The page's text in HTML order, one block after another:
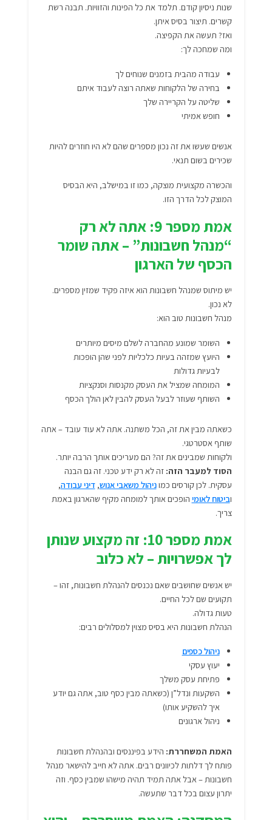
שנות ניסיון קודם. תלמד את כל הפינות והזוויות. תבנה רשת
קשרים. תיצור בסיס איתן.
ואז? תעשה את הקפיצה.
ומה שמחכה לך:
עבודה מהבית בזמנים שנוחים לך
בחירה של הלקוחות שאתה רוצה לעבוד איתם
שליטה על הקריירה שלך
חופש אמיתי
אנשים שעשו את זה נכון מספרים שהם לא היו חוזרים להיות
שכירים בשום תנאי.
והכשרה מקצועית מוצקה, כמו זו במישלב, היא הבסיס
המוצק לכל הדרך הזו.
אמת מספר 9: אתה לא רק
“מנהל חשבונות” – אתה שומר
הכסף של הארגון
יש מיתוס שמנהל חשבונות הוא איזה פקיד שמזין מספרים.
לא נכון.
מנהל חשבונות טוב הוא:
השומר שמונע מהחברה לשלם מיסים מיותרים
היועץ שמזהה בעיות כלכליות לפני שהן הופכות
לבעיות גדולות
המומחה שמציל את העסק מקנסות וסנקציות
השותף שעוזר לבעל העסק להבין לאן הולך הכסף
כשאתה מבין את זה, הכל משתנה. אתה לא עוד עובד – אתה
שותף אסטרטגי.
ולקוחות שמבינים את זה? הם מעריכים אותך הרבה יותר.
הסוד למעבר הזה: זה לא רק ידע טכני. זה גם הבנה
עסקית. לכן קורסים כמוניהול משאבי אנוש,דיני עבודה,
וביטוח לאומי הופכים אותך למומחה מקיף שהארגון באמת
צריך.
אמת מספר 10: זה מקצוע שנותן
לך אפשרויות – לא כלוב
יש אנשים שחושבים שאם נכנסים להנהלת חשבונות, זהו –
תקועים שם לכל החיים.
טעות גדולה.
הנהלת חשבונות היא בסיס מצוין למסלולים רבים:
ניהול כספים
יעוץ עסקי
פתיחת עסק משלך
השקעות ונדל”ן (כשאתה מבין כסף טוב, אתה גם יודע
איך להשקיע אותו)
ניהול ארגונים
האמת המשחררת: הידע בפיננסים ובהנהלת חשבונות
פותח לך דלתות לכיוונים רבים. אתה לא חייב להישאר מנהל
חשבונות – אבל אתה תמיד תהיה מישהו שמבין כסף. וזה
יתרון עצום בכל דבר שתעשה.